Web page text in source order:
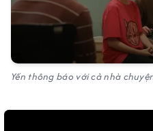
Yến thông báo với cả nhà